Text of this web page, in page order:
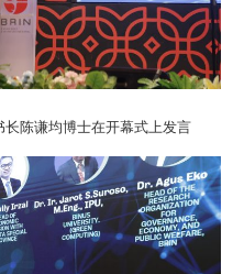
陈谦均博士在开幕式上发言